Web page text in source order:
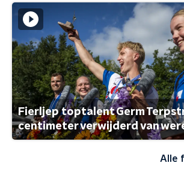
Fierljep toptalent Germ
centimeter verwijderd van
Alle